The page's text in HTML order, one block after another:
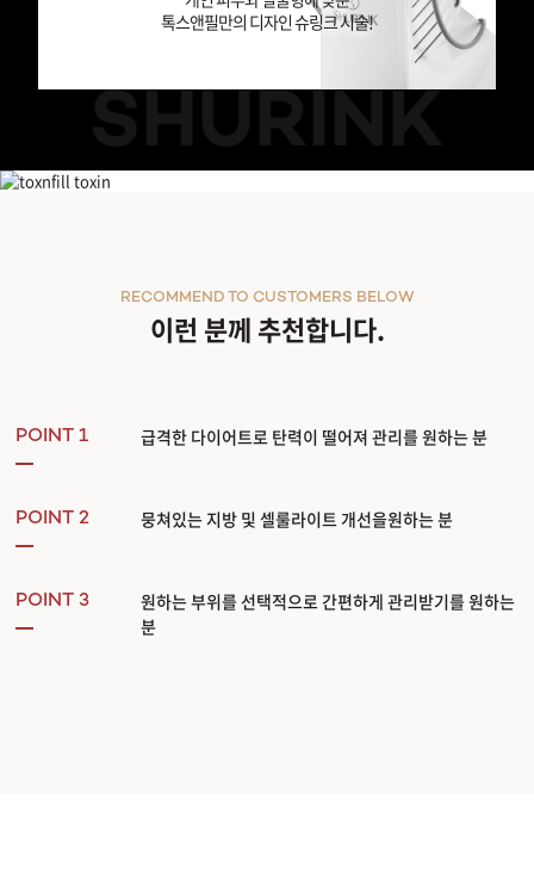
톡스앤필만의 디자인 슈링크 시술!
이런 분께 추천합니다.
RECOMMEND TO CUSTOMERS BELOW
POINT 1 급격한 다이어트로 탄력이 떨어져 관리를 원하는 분
POINT 2 뭉쳐있는 지방 및 셀룰라이트 개선을원하는 분
POINT 3
원하는 부위를 선택적으로 간편하게 관리받기를 원하는
분